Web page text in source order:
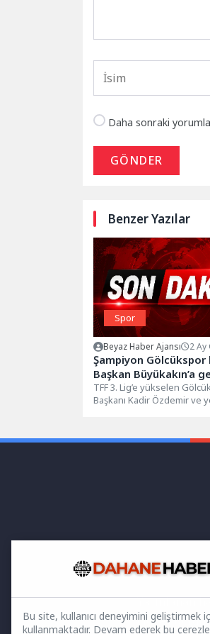
Daha sonraki
GÖNDER
Benzer Yazılar
Spor
Beyaz Haber Ajansı 2 Ay
Şampiyon Gölcükspor
Başkan Büyükakın’a
TFF 3. Lig’e yükselen
Başkanı Kadir Özdemir ve
Yayınlanan
bilgiler
Bu site, kullanıcı deneyimini geliştirmek
kullanmaktadır. Devam ederek bu